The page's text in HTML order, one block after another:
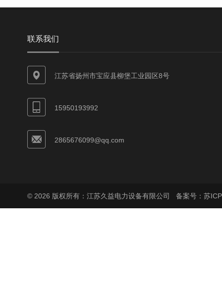
联系我们
江苏省扬州市宝应县柳堡工业园区8号
15950193992
2865676099@qq.com
© 2026 版权所有：江苏久益电力设备有限公司 备案号：苏